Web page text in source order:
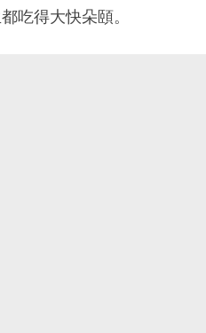
吃得大快朵頤。